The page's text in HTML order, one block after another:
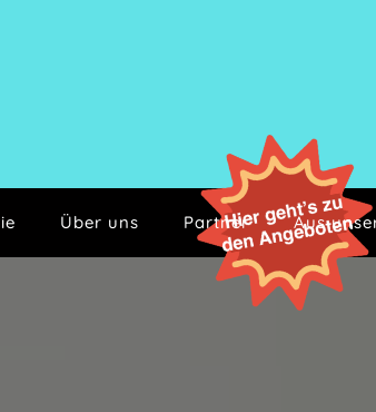
‍Über uns Partner Aus